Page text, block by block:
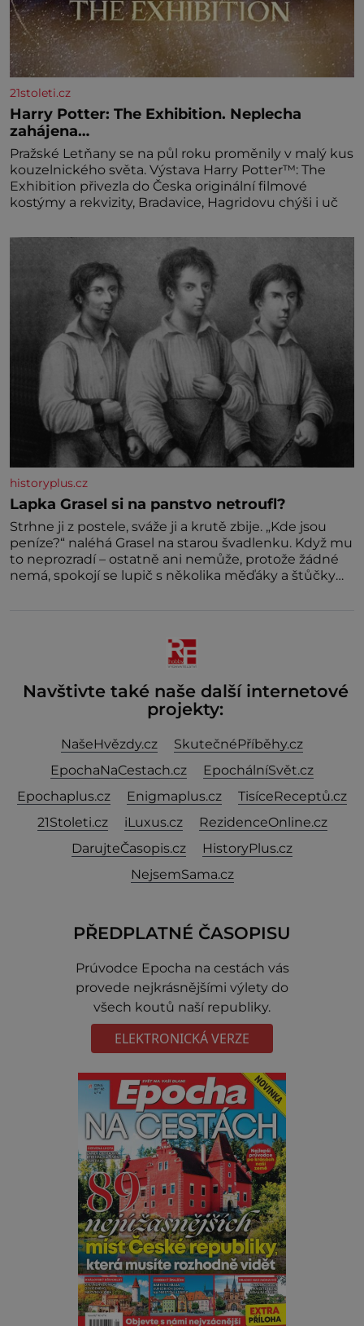
21stoleti.cz
Harry Potter: The Exhibition. Neplecha
zahájena…
Pražské Letňany se na půl roku proměnily v malý kus
kouzelnického světa. Výstava Harry Potter™: The
Exhibition přivezla do Česka originální filmové
kostýmy a rekvizity, Bradavice, Hagridovu chýši i uč
historyplus.cz
Lapka Grasel si na panstvo netroufl?
Strhne ji z postele, sváže ji a krutě zbije. „Kde jsou
peníze?“ naléhá Grasel na starou švadlenku. Když mu
to neprozradí – ostatně ani nemůže, protože žádné
nemá, spokojí se lupič s několika měďáky a štůčky
Navštivte také naše další internetové
projekty:
NašeHvězdy.cz
SkutečnéPříběhy.cz
EpochaNaCestach.cz
EpochálníSvět.cz
Epochaplus.cz
Enigmaplus.cz
TisíceReceptů.cz
21Stoleti.cz
iLuxus.cz
RezidenceOnline.cz
DarujteČasopis.cz
HistoryPlus.cz
NejsemSama.cz
PŘEDPLATNÉ ČASOPISU
Prúvodce Epocha na cestách vás
provede nejkrásnějšími výlety do
všech koutů naší republiky.
ELEKTRONICKÁ VERZE